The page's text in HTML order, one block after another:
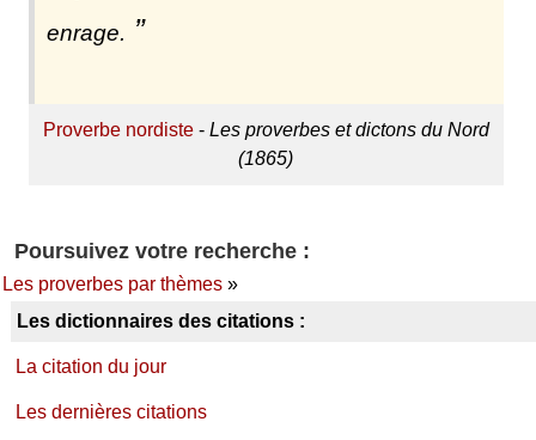
enrage.
Proverbe nordiste- Les proverbes et dictons du Nord
(1865)
Poursuivez votre recherche :
Les proverbes par thèmes»
Les dictionnaires des citations :
La citation du jour
Les dernières citations